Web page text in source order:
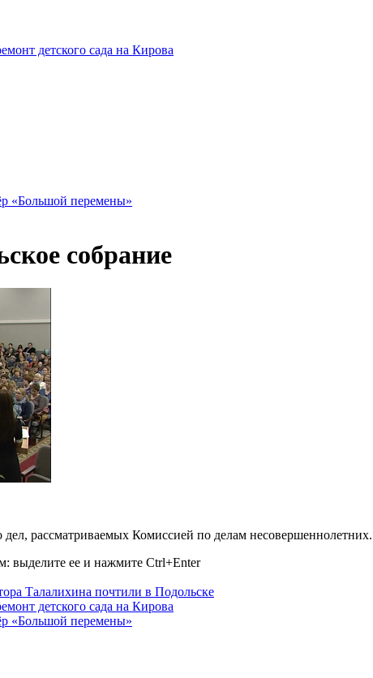
детского сада на Кирова
«Большой перемены»
собрание
дел, рассматриваемых Комиссией по делам
выделите ее и нажмите Ctrl+Enter
Талалихина почтили в Подольске
детского сада на Кирова
«Большой перемены»